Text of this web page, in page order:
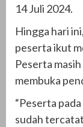
14 Juli 2024.
Hingga hari
peserta ikut
Peserta
membuka
“Peserta
sudah